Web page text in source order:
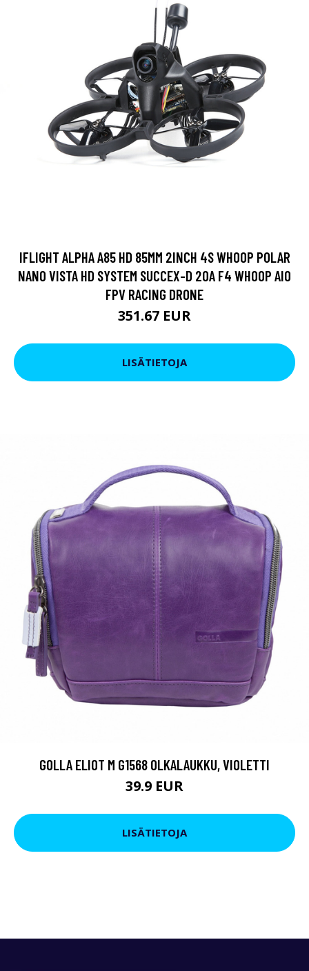
IFLIGHT ALPHA A85 HD 85MM 2INCH 4S WHOOP POLAR
NANO VISTA HD SYSTEM SUCCEX-D 20A F4 WHOOP AIO
FPV RACING DRONE
351.67 EUR
LISÄTIETOJA
GOLLA ELIOT M G1568 OLKALAUKKU, VIOLETTI
39.9 EUR
LISÄTIETOJA